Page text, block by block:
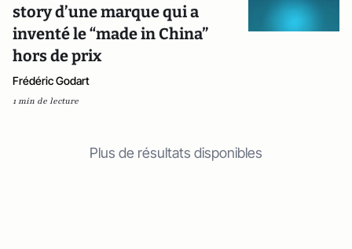
story d’une marque qui a
inventé le “made in China”
hors de prix
Frédéric Godart
1 min de lecture
Plus de résultats disponibles